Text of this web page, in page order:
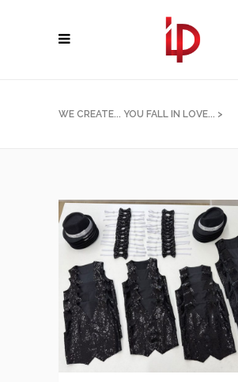
WE CREATE... YOU FALL IN LOVE... >